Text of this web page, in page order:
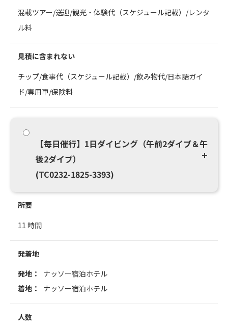
混載ツアー/送迎/観光・体験代（スケジュール記載）/レンタ
ル料
見積に含まれない
チップ/食事代（スケジュール記載）/飲み物代/日本語ガイ
ド/専用車/保険料
【毎日催行】1日ダイビング（午前2ダイブ＆午
後2ダイブ）
(TC0232-1825-3393)
所要
11 時間
発着地
発地：
ナッソー宿泊ホテル
着地：
ナッソー宿泊ホテル
人数